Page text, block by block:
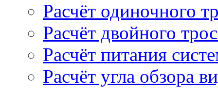
Расчёт одиночного
Расчёт двойного
Расчёт питания
Расчёт угла обзора